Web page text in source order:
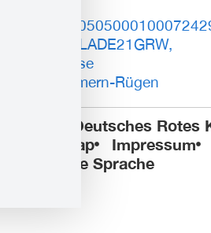
BIC: NOLADE21GRW,
Sparkasse
Vorpommern-Rügen
© 2025 Deutsches Rotes
Sitemap
Impressum
Leichte Sprache